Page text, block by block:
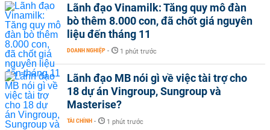
Lãnh đạo Vinamilk: Tăng quy mô đàn
bò thêm 8.000 con, đã chốt giá nguyên
liệu đến tháng 11
DOANH NGHIỆP - 1 phút trước
Lãnh đạo MB nói gì về việc tài trợ cho
18 dự án Vingroup, Sungroup và
Masterise?
TÀI CHÍNH - 1 phút trước